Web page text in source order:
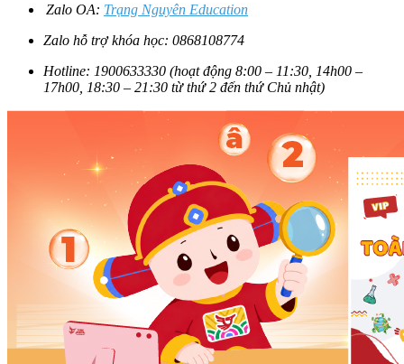
Zalo OA: Trạng Nguyên Education
Zalo hỗ trợ khóa học: 0868108774
Hotline: 1900633330 (hoạt động 8:00 – 11:30, 14h00 –
17h00, 18:30 – 21:30 từ thứ 2 đến thứ Chủ nhật)